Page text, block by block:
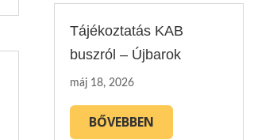
Tájékoztatás KAB
buszról – Újbarok
máj 18, 2026
BŐVEBBEN